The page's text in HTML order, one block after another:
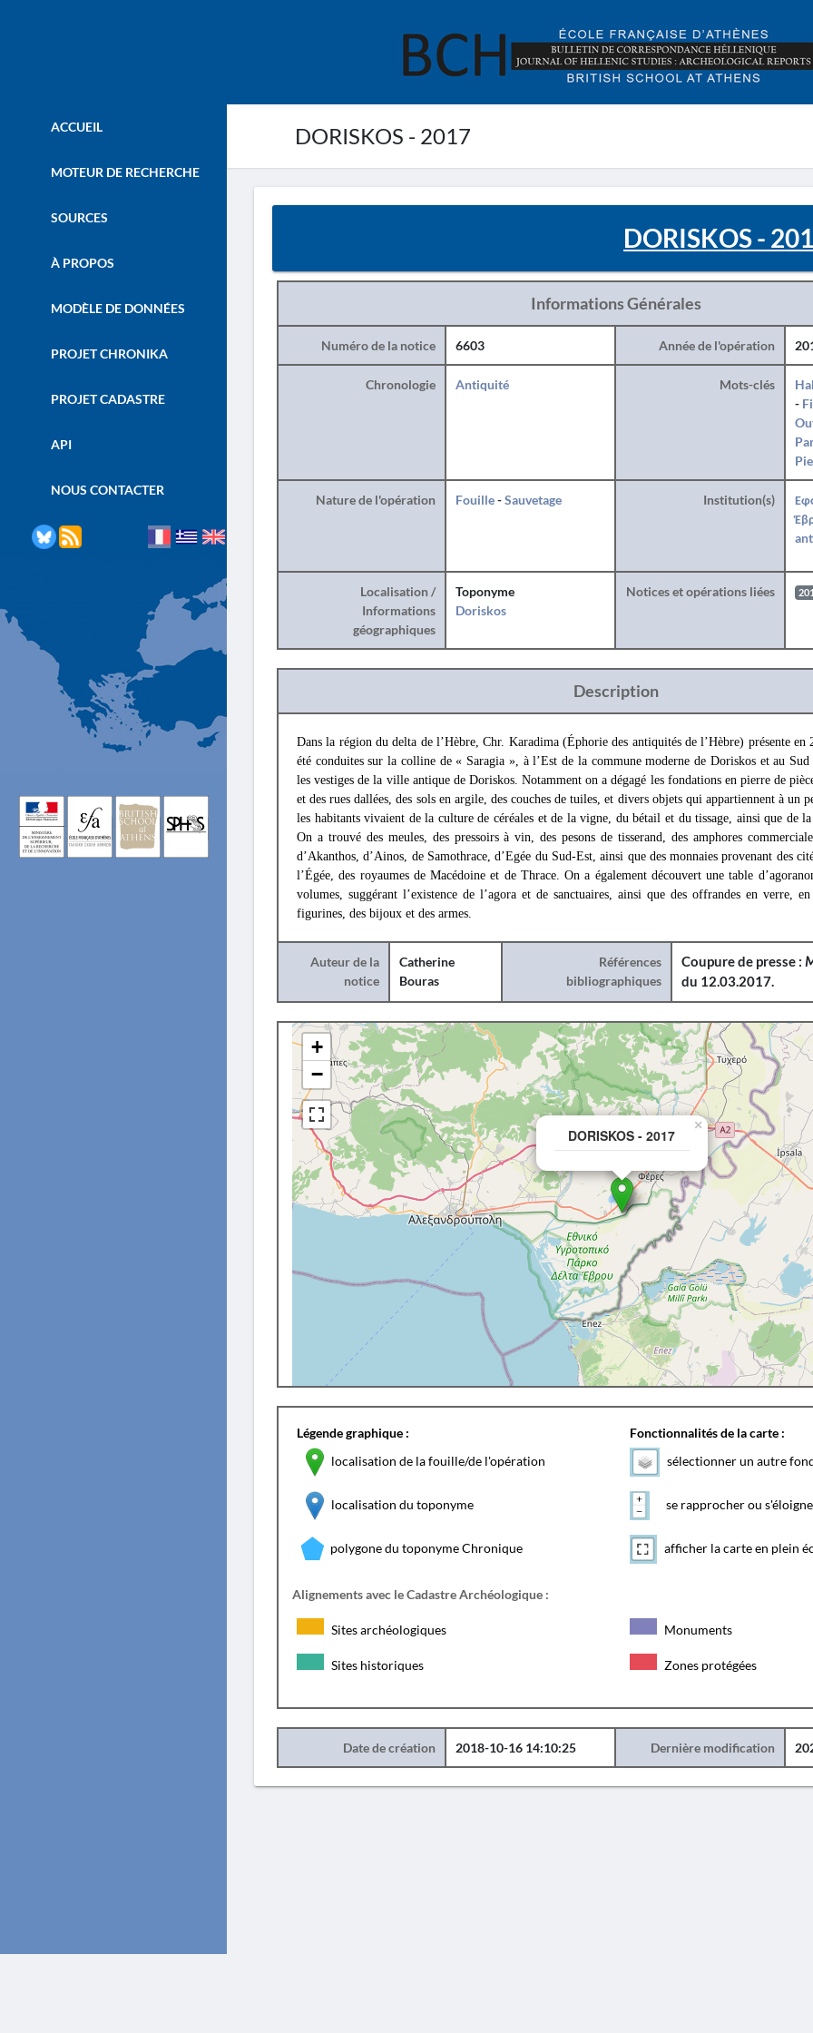
DORISKOS - 2017
ACCUEIL
MOTEUR DE RECHERCHE
SOURCES
À PROPOS
MODÈLE DE DONNÉES
PROJET CHRONIKA
PROJET CADASTRE
API
NOUS CONTACTER
DORISKOS -
Informations Générales
Numéro de la notice 6603 Année de l'opération
Chronologie Antiquité Mots-clés
-
Nature de l'opération Fouille-Sauvetage Institution(s)
Localisation /
Informations
géographiques
Toponyme
Doriskos
Notices et opérations liées
Description
Dans la région du delta de l’Hèbre, Chr. Karadima (Éphorie des antiquités de l’Hèbre) présente
été conduites sur la colline de « Saragia », à l’Est de la commune moderne de Doriskos et au
les vestiges de la ville antique de Doriskos. Notamment on a dégagé les fondations en pierre de
et des rues dallées, des sols en argile, des couches de tuiles, et divers objets qui appartiennent à
les habitants vivaient de la culture de céréales et de la vigne, du bétail et du tissage, ainsi que de
On a trouvé des meules, des pressoirs à vin, des pesons de tisserand, des amphores
d’Akanthos, d’Ainos, de Samothrace, d’Egée du Sud-Est, ainsi que des monnaies provenant des
l’Égée, des royaumes de Macédoine et de Thrace. On a également découvert une table
volumes, suggérant l’existence de l’agora et de sanctuaires, ainsi que des offrandes en verre,
figurines, des bijoux et des armes.
Auteur de la
notice
Catherine
Bouras
Références
bibliographiques
Coupure de presse :
du 12.03.2017.
DORISKOS - 2017
×
+
−
Légende graphique :
localisation de la fouille/de l'opération
localisation du toponyme
polygone du toponyme Chronique
Fonctionnalités de la carte :
sélectionner un autre
se rapprocher ou
afficher la carte en plein
Alignements avec le Cadastre Archéologique :
Sites archéologiques Monuments
Sites historiques Zones protégées
Date de création 2018-10-16 14:10:25 Dernière modification